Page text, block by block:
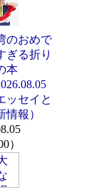
のおめで
ぎる折り
本
ッセイと
情報）
）